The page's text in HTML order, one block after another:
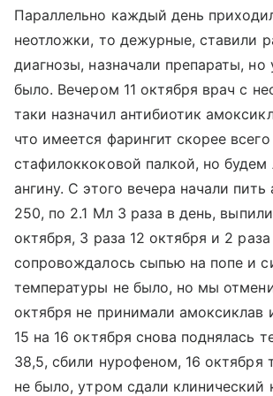
Параллельно каждый день
неотложки, то дежурные, ставили
диагнозы, назначали препараты, но
было. Вечером 11 октября врач с
таки назначил антибиотик
что имеется фарингит скорее
стафилоккоковой палкой, но будем
ангину. С этого вечера начали
250, по 2.1 Мл 3 раза в день, выпили
октября, 3 раза 12 октября и 2
сопровождалось сыпью на попе и
температуры не было, но мы
октября не принимали амоксиклав
15 на 16 октября снова поднялась
38,5, сбили нурофеном, 16 октября
не было, утром сдали клинический